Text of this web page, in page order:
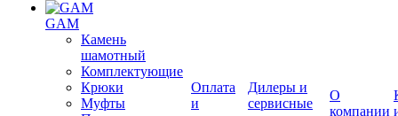
GAM
Камень
шамотный
Комплектующие
Крюки
Муфты
Оплата
и
Дилеры и
сервисные
О
компании